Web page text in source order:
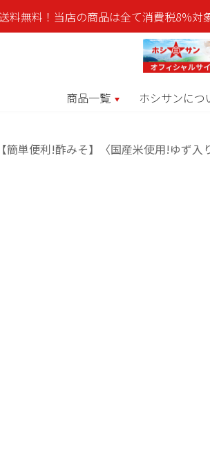
料無料！当店の商品は全て消費税8%対
商品一覧 ホシサンにつ
【簡単便利!酢みそ】〈国産米使用!ゆず